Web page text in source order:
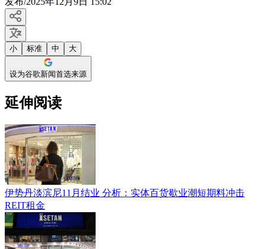
小 标准 中 大
设为谷歌新闻首选来源
延伸阅读
伊势丹淡滨尼11月结业 分析：实体百货歇业潮短期料冲击
REIT租金